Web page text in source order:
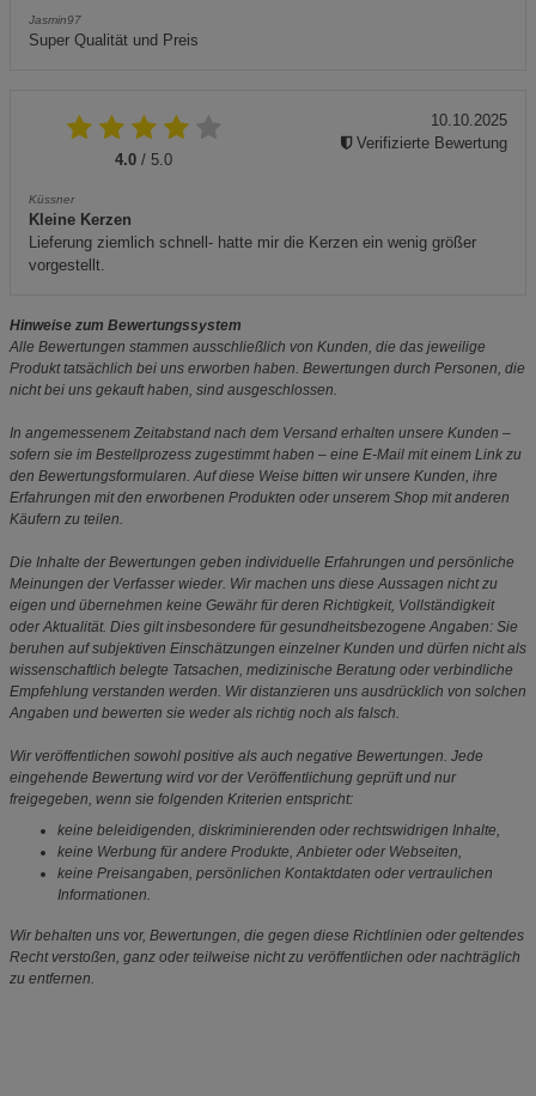
Jasmin97
Super Qualität und Preis
4.0 / 5.0
Küssner
Kleine Kerzen
Lieferung ziemlich schnell- hatte mir die Kerzen ein wenig größer
vorgestellt.
10.10.2025
Verifizierte Bewertung
Hinweise zum Bewertungssystem
Alle Bewertungen stammen ausschließlich von Kunden, die das jeweilige
Produkt tatsächlich bei uns erworben haben. Bewertungen durch Personen, die
nicht bei uns gekauft haben, sind ausgeschlossen.
In angemessenem Zeitabstand nach dem Versand erhalten unsere Kunden –
sofern sie im Bestellprozess zugestimmt haben – eine E-Mail mit einem Link zu
den Bewertungsformularen. Auf diese Weise bitten wir unsere Kunden, ihre
Erfahrungen mit den erworbenen Produkten oder unserem Shop mit anderen
Käufern zu teilen.
Die Inhalte der Bewertungen geben individuelle Erfahrungen und persönliche
Meinungen der Verfasser wieder. Wir machen uns diese Aussagen nicht zu
eigen und übernehmen keine Gewähr für deren Richtigkeit, Vollständigkeit
oder Aktualität. Dies gilt insbesondere für gesundheitsbezogene Angaben: Sie
beruhen auf subjektiven Einschätzungen einzelner Kunden und dürfen nicht als
wissenschaftlich belegte Tatsachen, medizinische Beratung oder verbindliche
Empfehlung verstanden werden. Wir distanzieren uns ausdrücklich von solchen
Angaben und bewerten sie weder als richtig noch als falsch.
Wir veröffentlichen sowohl positive als auch negative Bewertungen. Jede
eingehende Bewertung wird vor der Veröffentlichung geprüft und nur
freigegeben, wenn sie folgenden Kriterien entspricht:
keine beleidigenden, diskriminierenden oder rechtswidrigen Inhalte,
keine Werbung für andere Produkte, Anbieter oder Webseiten,
keine Preisangaben, persönlichen Kontaktdaten oder vertraulichen
Informationen.
Wir behalten uns vor, Bewertungen, die gegen diese Richtlinien oder geltendes
Recht verstoßen, ganz oder teilweise nicht zu veröffentlichen oder nachträglich
zu entfernen.